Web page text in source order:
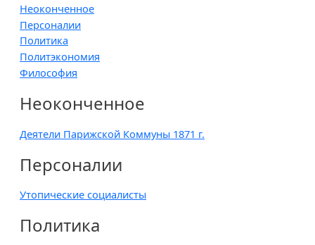
Неоконченное
Персоналии
Политика
Политэкономия
Философия
Неоконченное
Деятели Парижской Коммуны 1871 г.
Персоналии
Утопические социалисты
Политика